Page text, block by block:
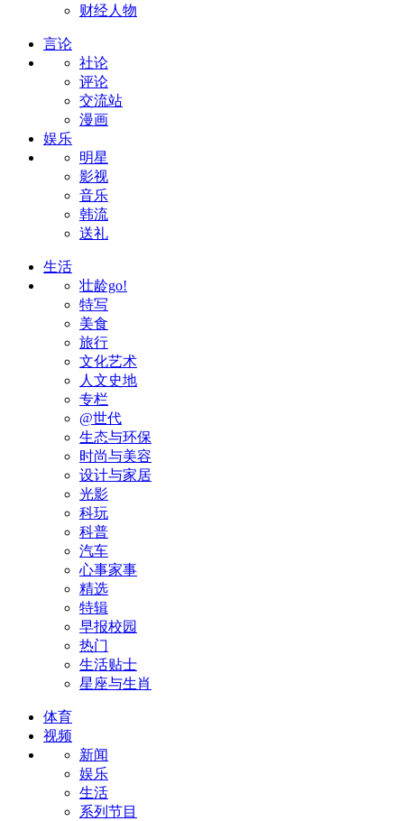
财经人物
言论
社论
评论
交流站
漫画
娱乐
明星
影视
音乐
韩流
送礼
生活
壮龄go!
特写
美食
旅行
文化艺术
人文史地
专栏
@世代
生态与环保
时尚与美容
设计与家居
光影
科玩
科普
汽车
心事家事
精选
特辑
早报校园
热门
生活贴士
星座与生肖
体育
视频
新闻
娱乐
生活
系列节目